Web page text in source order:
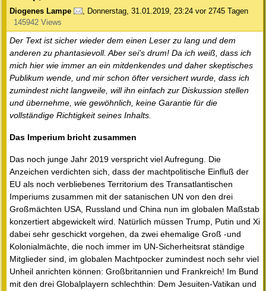
Diogenes Lampe , Donnerstag, 31.01.2019, 23:24 vor 2745 Tagen
145942 Views
Der Text ist sicher wieder dem einen Leser zu lang und dem
anderen zu phantasievoll. Aber sei's drum! Da ich weiß, dass ich
mich hier wie immer an ein mitdenkendes und daher skeptisches
Publikum wende, und mir schon öfter versichert wurde, dass ich
zumindest nicht langweile, will ihn einfach zur Diskussion stellen
und übernehme, wie gewöhnlich, keine Garantie für die
vollständige Richtigkeit seines Inhalts.
Das Imperium bricht zusammen
Das noch junge Jahr 2019 verspricht viel Aufregung. Die
Anzeichen verdichten sich, dass der machtpolitische Einfluß der
EU als noch verbliebenes Territorium des Transatlantischen
Imperiums zusammen mit der satanischen UN von den drei
Großmächten USA, Russland und China nun im globalen Maßstab
konzertiert abgewickelt wird. Natürlich müssen Trump, Putin und Xi
dabei sehr geschickt vorgehen, da zwei ehemalige Groß -und
Kolonialmächte, die noch immer im UN-Sicherheitsrat ständige
Mitglieder sind, im globalen Machtpocker zumindest noch sehr viel
Unheil anrichten können: Großbritannien und Frankreich! Im Bund
mit den drei Globalplayern schlechthin: Dem Jesuiten-Vatikan und